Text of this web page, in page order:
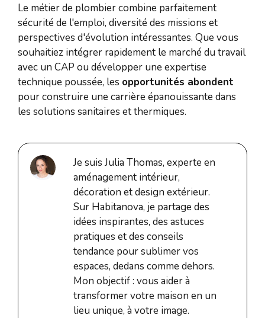
Le métier de plombier combine parfaitement
sécurité de l'emploi, diversité des missions et
perspectives d'évolution intéressantes. Que vous
souhaitiez intégrer rapidement le marché du travail
avec un CAP ou développer une expertise
technique poussée, les opportunités abondent
pour construire une carrière épanouissante dans
les solutions sanitaires et thermiques.
Je suis Julia Thomas, experte en
aménagement intérieur,
décoration et design extérieur.
Sur Habitanova, je partage des
idées inspirantes, des astuces
pratiques et des conseils
tendance pour sublimer vos
espaces, dedans comme dehors.
Mon objectif : vous aider à
transformer votre maison en un
lieu unique, à votre image.